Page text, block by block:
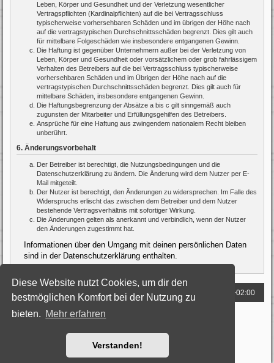
Diese Website nutzt Cookies, um dir den
bestmöglichen Komfort bei der Nutzung zu
bieten. Mehr erfahren
Verstanden!
Leben, Körper und Gesundheit und der Verletzung wesentlicher
Vertragspflichten (Kardinalpflichten) auf die bei Vertragsschluss
typischerweise vorhersehbaren Schäden und im übrigen der Höhe nach
auf die vertragstypischen Durchschnittsschäden begrenzt. Dies gilt auch
für mittelbare Folgeschäden wie insbesondere entgangenen Gewinn.
Die Haftung ist gegenüber Unternehmern außer bei der Verletzung von
Leben, Körper und Gesundheit oder vorsätzlichem oder grob fahrlässigem
Verhalten des Betreibers auf die bei Vertragsschluss typischerweise
vorhersehbaren Schäden und im Übrigen der Höhe nach auf die
vertragstypischen Durchschnittsschäden begrenzt. Dies gilt auch für
mittelbare Schäden, insbesondere entgangenen Gewinn.
Die Haftungsbegrenzung der Absätze a bis c gilt sinngemäß auch
zugunsten der Mitarbeiter und Erfüllungsgehilfen des Betreibers.
Ansprüche für eine Haftung aus zwingendem nationalem Recht bleiben
unberührt.
6. Änderungsvorbehalt
Der Betreiber ist berechtigt, die Nutzungsbedingungen und die
Datenschutzerklärung zu ändern. Die Änderung wird dem Nutzer per E-
Mail mitgeteilt.
Der Nutzer ist berechtigt, den Änderungen zu widersprechen. Im Falle des
Widerspruchs erlischt das zwischen dem Betreiber und dem Nutzer
bestehende Vertragsverhältnis mit sofortiger Wirkung.
Die Änderungen gelten als anerkannt und verbindlich, wenn der Nutzer
den Änderungen zugestimmt hat.
Informationen über den Umgang mit deinen persönlichen Daten
sind in der Datenschutzerklärung enthalten.
Foren-Übersicht UTC+02:00
Powered byphpBB® Forum Software © phpBB Limited
Style: Black-Silver by Joyce&LunaphpBB-Style-Design
Nutzungsbedingungen